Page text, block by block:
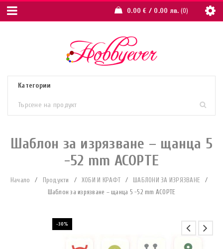
0.00€ / 0.00 лв. 0
Шаблон за изрязване – щанца 5
-52 mm АСОРТЕ
Начало / Продукти / ХОБИ И КРАФТ / ШАБЛОНИ ЗА ИЗРЯЗВАНЕ
/
Шаблон за изрязване – щанца 5 -52 mm АСОРТЕ
-30%